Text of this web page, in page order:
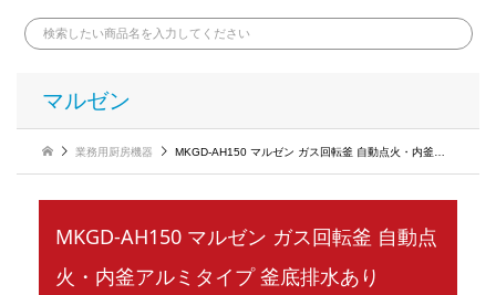
マルゼン
業務用厨房機器 MKGD-AH150 マルゼン ガス回転釜 自動点火・内釜アルミタイプ 釜底排水あり
MKGD-AH150 マルゼン ガス回転釜 自動点
火・内釜アルミタイプ 釜底排水あり